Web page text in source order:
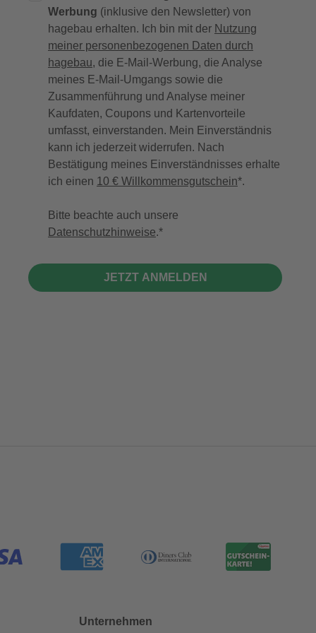
Werbung (inklusive den Newsletter) von
hagebau erhalten. Ich bin mit der Nutzung
meiner personenbezogenen Daten durch
hagebau, die E-Mail-Werbung, die Analyse
meines E-Mail-Umgangs sowie die
Zusammenführung und Analyse meiner
Kaufdaten, Coupons und Kartenvorteile
umfasst, einverstanden. Mein Einverständnis
kann ich jederzeit widerrufen. Nach
Bestätigung meines Einverständnisses erhalte
ich einen 10 € Willkommensgutschein*.
Bitte beachte auch unsere
Datenschutzhinweise.
JETZT ANMELDEN
Unternehmen